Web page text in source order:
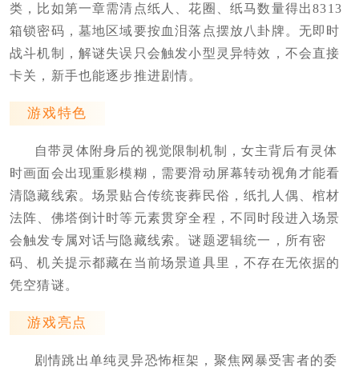
类，比如第一章需清点纸人、花圈、纸马数量得出8313
箱锁密码，墓地区域要按血泪落点摆放八卦牌。无即时
战斗机制，解谜失误只会触发小型灵异特效，不会直接
卡关，新手也能逐步推进剧情。
游戏特色
自带灵体附身后的视觉限制机制，女主背后有灵体
时画面会出现重影模糊，需要滑动屏幕转动视角才能看
清隐藏线索。场景贴合传统丧葬民俗，纸扎人偶、棺材
法阵、佛塔倒计时等元素贯穿全程，不同时段进入场景
会触发专属对话与隐藏线索。谜题逻辑统一，所有密
码、机关提示都藏在当前场景道具里，不存在无依据的
凭空猜谜。
游戏亮点
剧情跳出单纯灵异恐怖框架，聚焦网暴受害者的委